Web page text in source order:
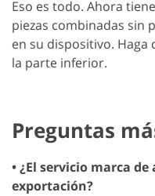
Eso es todo. Ahora
piezas combinadas sin
en su dispositivo. Haga
la parte inferior.
Preguntas
• ¿El servicio marca
exportación?